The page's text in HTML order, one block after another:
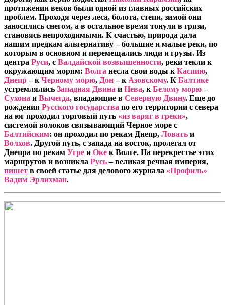
протяжении веков были одной из главных российских
проблем. Проходя через леса, болота, степи, зимой они
заносились снегом, а в остальное время тонули в грязи,
становясь непроходимыми. К счастью, природа дала
нашим предкам альтернативу – большие и малые реки, по
которым в основном и перемещались люди и грузы. Из
центра Руси, с Валдайской возвышенности, реки текли к
окружающим морям: Волга несла свои воды к Каспию,
Днепр– к Черному морю, Дон– к Азовскому. К Балтике
устремлялись Западная Двина и Нева, к Белому морю–
Сухона и Вычегда, впадающие в Северную Двину. Еще до
рождения Русского государства по его территории с севера
на юг проходил торговый путь «из варяг в греки»,
системой волоков связывающий Черное море с
Балтийским: он проходил по рекам Днепр, Ловать и
Волхов. Другой путь, с запада на восток, пролегал от
Днепра по рекам Угре и Оке к Волге. На перекрестье этих
маршрутов и возникла Русь– великая речная империя,
пишет в своей статье для делового журнала «Профиль»
Вадим Эрлихман.